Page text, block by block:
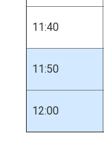
11:40
11:50
12:00